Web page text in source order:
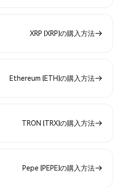
XRP (XRP)の購入方法
Ethereum (ETH)の購入方法
TRON (TRX)の購入方法
Pepe (PEPE)の購入方法